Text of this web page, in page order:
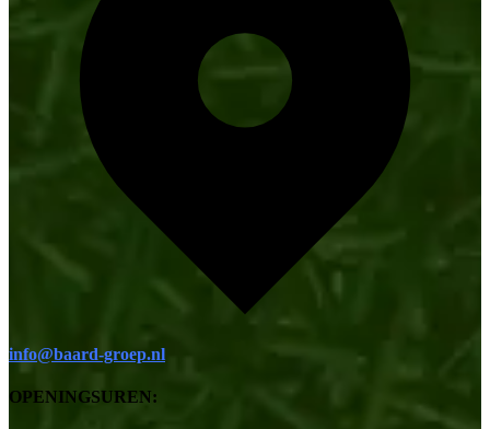
info@baard-groep.nl
OPENINGSUREN: